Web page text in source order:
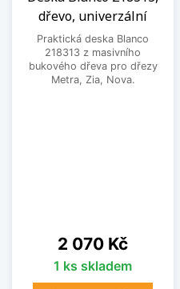
dřevo, univerzální
Praktická deska Blanco
218313 z masivního
bukového dřeva pro dřezy
Metra, Zia, Nova.
Cena
2 070 Kč
1 ks skladem